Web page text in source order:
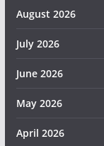
August 2026
July 2026
June 2026
May 2026
April 2026